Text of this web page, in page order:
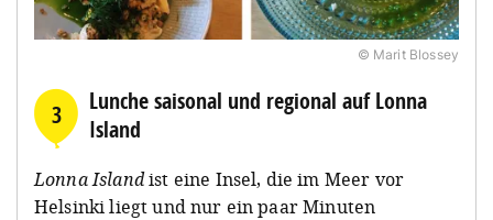
© Marit Blossey
3
Lunche saisonal und regional auf Lonna
Island
Lonna Islandist eine Insel, die im Meer vor
Helsinki liegt und nur ein paar Minuten